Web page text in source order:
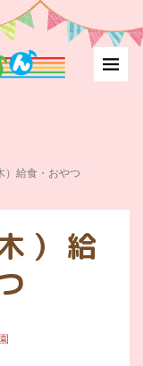
）給食・おやつ
）給